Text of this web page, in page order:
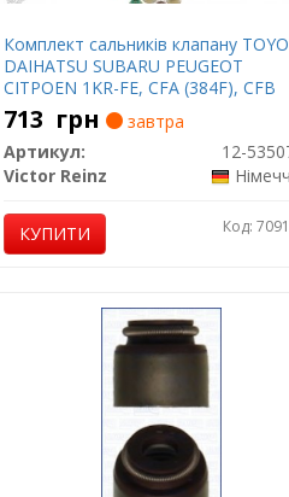
Комплект сальників клапану
DAIHATSU SUBARU PEUGEOT
CITPOEN 1KR-FE, CFA (384F), CFB
(1KR) 05-
713 грн
завтра
Артикул:
12-
Victor Reinz
КУПИТИ Код: